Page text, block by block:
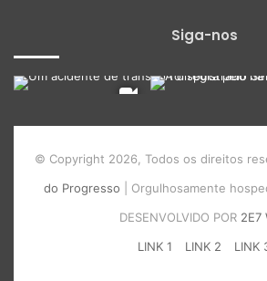
Siga-nos
© Copyright 2026, Todos os direitos
do Progresso | Orgulhosamente
DESENVOLVIDO POR 2E7
LINK 1
LINK 2 LINK